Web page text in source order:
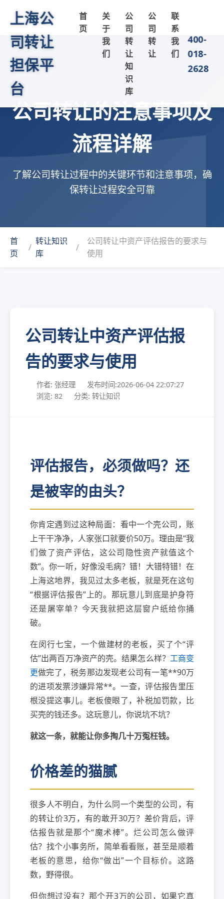
上海公
司转让
担保平
台
首
页
关
于
我
们
公
司
转
让
知
识
库
公
司
转
让
联
系
我
们
400-
018-
2628
公司转让的注意事项及
流程详解
了解公司转让过程中的关键环节和注意事项，确
保转让过程安全可靠
首
页
/
转让知识
库
/
公司转让中资产评估报告的要求与
使用
公司转让中资产评估报
告的要求与使用
作者: 张经理
发布时间:2026-06-04 22:07:27
浏览: 82
分类: 转让知识
评估报告，必须做吗？还
是被宰的由头？
你肯定遇到过这种局面：看中一个壳公司，账
上干干净净，人家张口就要价50万。理由是“我
们做了资产评估，这公司隐性资产就值这个
数”。你一听，好像没毛病？错！大错特错！在
上海这地界，我见过太多老板，就是死在这句
“根据评估报告”上的。那玩意儿到底是护身符
还是屠宰单？今天我就把这层窗户纸给你捅
破。
在闵行七宝，一个做建材的老板，买了个“评
估”出两百万净资产的壳。结果怎么样？ 工商变
更做完了，税务那边发现老公司有一笔**90万
的进项发票涉嫌异常**。一查，评估报告里压
根没提这事儿。老板傻眼了，补税加罚款，比
买壳的钱还多。这玩意儿，你说坑不坑？
就这一条，就能让你多掏几十万冤枉钱。
价格差的猫腻
很多人不明白，为什么同一个类型的公司，有
的转让价3万，有的敢开30万？差价背后，评
估报告就是那个“魔术棒”。烂公司怎么做评
估？找个小事务所，简单看看账，甚至是顺着
老板的意思，给你“做出”一个目标价。这路
数，野得很。
但你想过没有？那个开3万的公司，如果它真